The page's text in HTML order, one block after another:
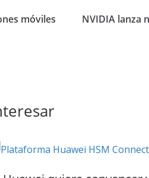
móviles
NVIDIA lanza